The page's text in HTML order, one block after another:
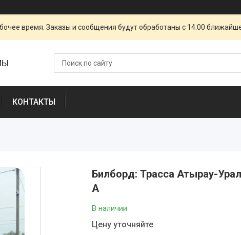
время. Заказы и сообщения будут обработаны с 14:00
КОНТАКТЫ
Билборд: Трасса Атырау-
А
В наличии
Цену уточняйте